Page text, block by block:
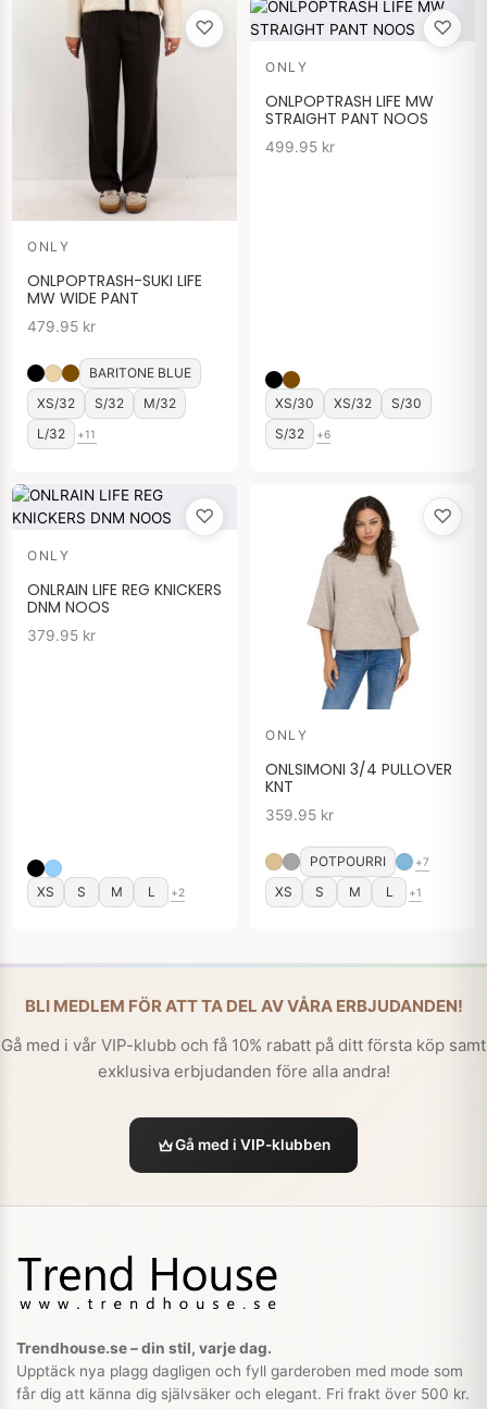
♡
ONLY
ONLPOPTRASH-SUKI LIFE
MW WIDE PANT
479.95 kr
BARITONE BLUE
XS/32
S/32
M/32
L/32
+11
♡
ONLY
ONLPOPTRASH LIFE MW
STRAIGHT PANT NOOS
499.95 kr
XS/30 XS/32
S/30
S/32
+6
♡
ONLY
ONLRAIN LIFE REG KNICKERS
DNM NOOS
379.95 kr
XS S M L +2
♡
ONLY
ONLSIMONI 3/4 PULLOVER
KNT
359.95 kr
POTPOURRI +7
XS S M L +1
BLI MEDLEM FÖR ATT TA DEL AV VÅRA ERBJUDANDEN!
Gå med i vår VIP-klubb och få 10% rabatt på ditt första köp samt
exklusiva erbjudanden före alla andra!
Gå med i VIP-klubben
Trendhouse.se – din stil, varje dag.
Upptäck nya plagg dagligen och fyll garderoben med mode som
får dig att känna dig självsäker och elegant. Fri frakt över 500 kr.